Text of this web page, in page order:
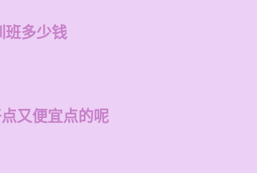
班多少钱
又便宜点的呢